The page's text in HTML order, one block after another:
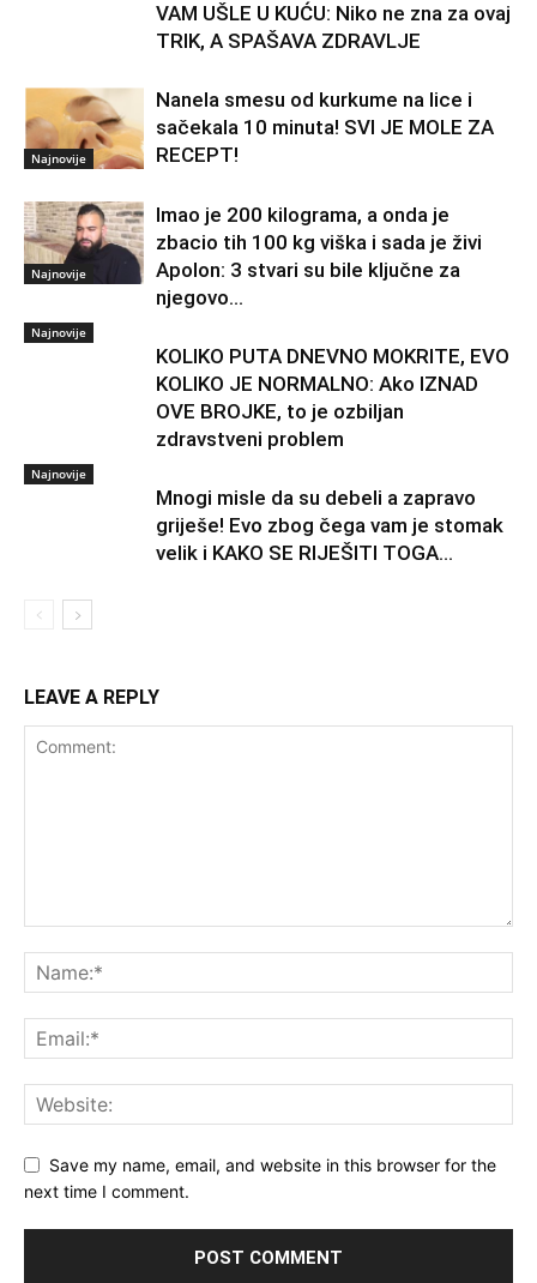
VAM UŠLE U KUĆU: Niko ne zna za ovaj
TRIK, A SPAŠAVA ZDRAVLJE
Najnovije
Nanela smesu od kurkume na lice i
sačekala 10 minuta! SVI JE MOLE ZA
RECEPT!
Najnovije
Imao je 200 kilograma, a onda je
zbacio tih 100 kg viška i sada je živi
Apolon: 3 stvari su bile ključne za
njegovo...
Najnovije
KOLIKO PUTA DNEVNO MOKRITE, EVO
KOLIKO JE NORMALNO: Ako IZNAD
OVE BROJKE, to je ozbiljan
zdravstveni problem
Najnovije
Mnogi misle da su debeli a zapravo
griješe! Evo zbog čega vam je stomak
velik i KAKO SE RIJEŠITI TOGA…
LEAVE A REPLY
Save my name, email, and website in this browser for the
next time I comment.